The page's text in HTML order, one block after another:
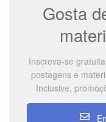
Gosta
Inscreva-se
postagens e
Inclusive,